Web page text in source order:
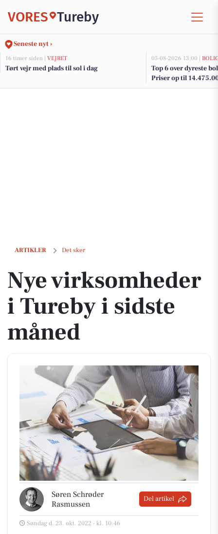
VORES Tureby
Seneste nyt ›
16 timer siden | VEJRET
Tørt vejr med plads til sol i dag
05-08-2026 13:00 |
Top 6 over dyreste
Priser op til
ARTIKLER Det sker
Nye virksomheder i Tureby i sidste måned
Nye virksomheder
i Tureby i sidste
måned
Søren Schrøder
Rasmussen
Del artikel
Søndag d. 23. okt. 2022 - kl. 10:46